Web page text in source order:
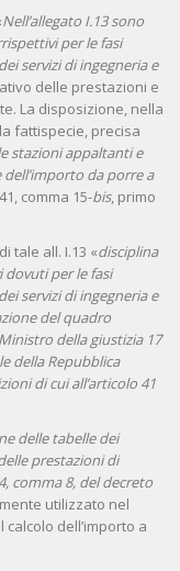
Nell’allegato I.13 sono
per le fasi
servizi di ingegneria e
delle prestazioni e
La disposizione, nella
fattispecie, precisa
stazioni appaltanti e
da porre a
comma 15-bis, primo
tale all. I.13 «disciplina
per le fasi
servizi di ingegneria e
del quadro
della giustizia 17
della Repubblica
di cui all’articolo 41
delle tabelle dei
prestazioni di
comma 8, del decreto
utilizzato nel
dell’importo a